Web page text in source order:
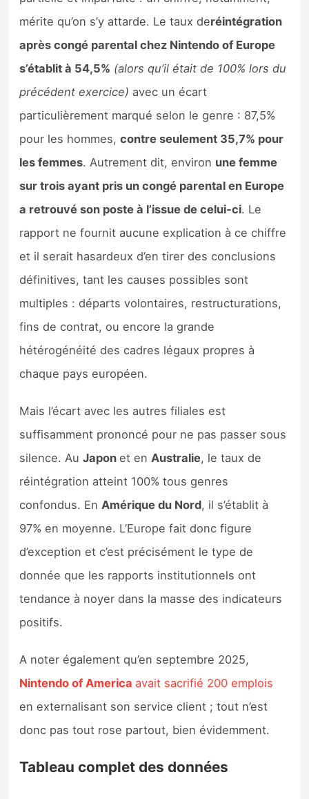
mérite qu’on s’y attarde. Le taux deréintégration
après congé parental chez Nintendo of Europe
s’établit à 54,5% (alors qu’il était de 100% lors du
précédent exercice) avec un écart
particulièrement marqué selon le genre : 87,5%
pour les hommes,contre seulement 35,7% pour
les femmes. Autrement dit, environ une femme
sur trois ayant pris un congé parental en Europe
a retrouvé son poste à l’issue de celui-ci. Le
rapport ne fournit aucune explication à ce chiffre
et il serait hasardeux d’en tirer des conclusions
définitives, tant les causes possibles sont
multiples : départs volontaires, restructurations,
fins de contrat, ou encore la grande
hétérogénéité des cadres légaux propres à
chaque pays européen.
Mais l’écart avec les autres filiales est
suffisamment prononcé pour ne pas passer sous
silence. AuJaponet en Australie, le taux de
réintégration atteint 100% tous genres
confondus. En Amérique du Nord, il s’établit à
97% en moyenne. L’Europe fait donc figure
d’exception et c’est précisément le type de
donnée que les rapports institutionnels ont
tendance à noyer dans la masse des indicateurs
positifs.
A noter également qu’en septembre 2025,
Nintendo of Americaavait sacrifié 200 emplois
en externalisant son service client ; tout n’est
donc pas tout rose partout, bien évidemment.
Tableau complet des données